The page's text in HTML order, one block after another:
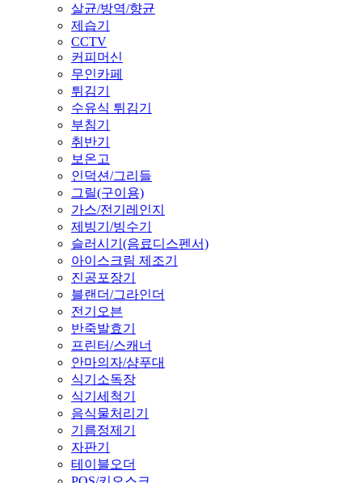
살균/방역/향균
제습기
CCTV
커피머신
무인카페
튀김기
수유식 튀김기
부침기
취반기
보온고
인덕션/그리들
그릴(구이용)
가스/전기레인지
제빙기/빙수기
슬러시기(음료디스펜서)
아이스크림 제조기
진공포장기
블랜더/그라인더
전기오븐
반죽발효기
프린터/스캐너
안마의자/샴푸대
식기소독장
식기세척기
음식물처리기
기름정제기
자판기
테이블오더